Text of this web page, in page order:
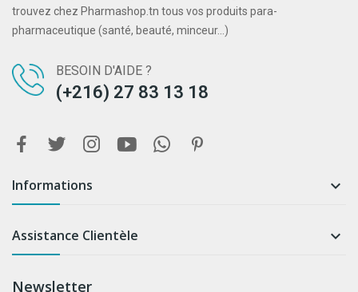
trouvez chez Pharmashop.tn tous vos produits para-
pharmaceutique (santé, beauté, minceur...)
BESOIN D'AIDE ?
(+216) 27 83 13 18
Informations 
Assistance Clientèle 
Newsletter